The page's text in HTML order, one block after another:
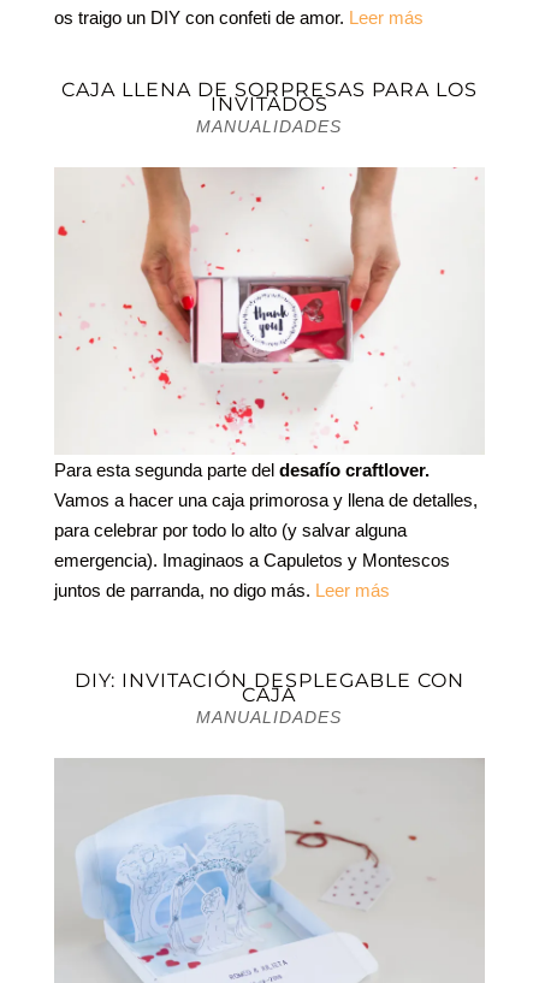
os traigo un DIY con confeti de amor. Leer más
CAJA LLENA DE SORPRESAS PARA LOS
INVITADOS
MANUALIDADES
Para esta segunda parte del desafío craftlover.
Vamos a hacer una caja primorosa y llena de detalles,
para celebrar por todo lo alto (y salvar alguna
emergencia). Imaginaos a Capuletos y Montescos
juntos de parranda, no digo más. Leer más
DIY: INVITACIÓN DESPLEGABLE CON
CAJA
MANUALIDADES